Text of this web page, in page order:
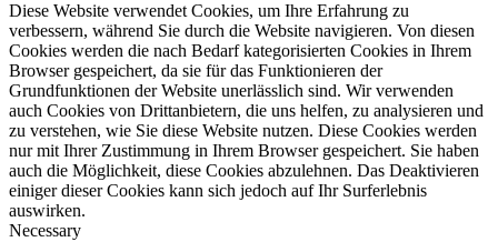
Diese Website verwendet Cookies, um Ihre Erfahrung zu
verbessern, während Sie durch die Website navigieren. Von diesen
Cookies werden die nach Bedarf kategorisierten Cookies in Ihrem
Browser gespeichert, da sie für das Funktionieren der
Grundfunktionen der Website unerlässlich sind. Wir verwenden
auch Cookies von Drittanbietern, die uns helfen, zu analysieren und
zu verstehen, wie Sie diese Website nutzen. Diese Cookies werden
nur mit Ihrer Zustimmung in Ihrem Browser gespeichert. Sie haben
auch die Möglichkeit, diese Cookies abzulehnen. Das Deaktivieren
einiger dieser Cookies kann sich jedoch auf Ihr Surferlebnis
auswirken.
Necessary